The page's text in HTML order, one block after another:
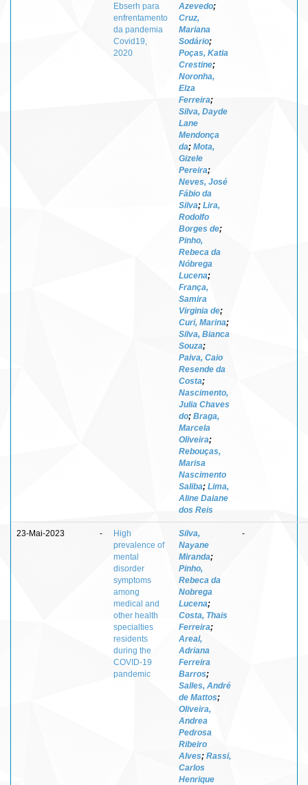
Ebserh para
enfrentamento
da pandemia
Covid19,
2020
Azevedo;
Cruz,
Mariana
Sodário;
Poças, Katia
Crestine;
Noronha,
Elza
Ferreira;
Silva, Dayde
Lane
Mendonça
da; Mota,
Gizele
Pereira;
Neves, José
Fábio da
Silva; Lira,
Rodolfo
Borges de;
Pinho,
Rebeca da
Nóbrega
Lucena;
França,
Samira
Virginia de;
Curi, Marina;
Silva, Bianca
Souza;
Paiva, Caio
Resende da
Costa;
Nascimento,
Julia Chaves
do; Braga,
Marcela
Oliveira;
Rebouças,
Marisa
Nascimento
Saliba; Lima,
Aline Daiane
dos Reis
23-Mai-2023 -
High
prevalence of
mental
disorder
symptoms
among
medical and
other health
specialties
residents
during the
COVID-19
pandemic
Silva,
Nayane
Miranda;
Pinho,
Rebeca da
Nobrega
Lucena;
Costa, Thais
Ferreira;
Areal,
Adriana
Ferreira
Barros;
Salles, André
de Mattos;
Oliveira,
Andrea
Pedrosa
Ribeiro
Alves; Rassi,
Carlos
Henrique
-